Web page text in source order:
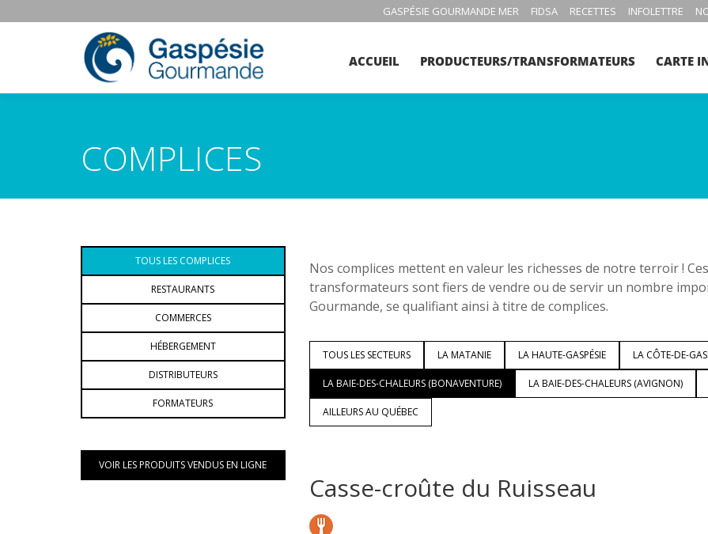
GASPÉSIE GOURMANDE MER FIDSA RECETTES INFOLETTRE
ACCUEIL PRODUCTEURS/TRANSFORMATEURS CARTE
COMPLICES
TOUS LES COMPLICES
RESTAURANTS
COMMERCES
HÉBERGEMENT
DISTRIBUTEURS
FORMATEURS
VOIR LES PRODUITS VENDUS EN LIGNE
Nos complices mettent en valeur les richesses de notre terroir !
transformateurs sont fiers de vendre ou de servir un nombre
Gourmande, se qualifiant ainsi à titre de complices.
TOUS LES SECTEURS LA MATANIE LA HAUTE-GASPÉSIE LA CÔTE-DE-
LA BAIE-DES-CHALEURS (BONAVENTURE) LA BAIE-DES-CHALEURS (AVIGNON)
AILLEURS AU QUÉBEC
Casse-croûte du Ruisseau